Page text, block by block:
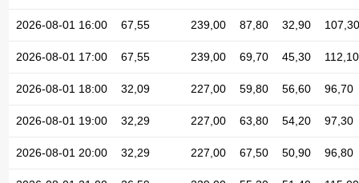
2026-08-01 16:00 67,55 239,00 87,80 32,90 107,30
2026-08-01 17:00 67,55 239,00 69,70 45,30 112,10
2026-08-01 18:00 32,09 227,00 59,80 56,60 96,70
2026-08-01 19:00 32,29 227,00 63,80 54,20 97,30
2026-08-01 20:00 32,29 227,00 67,50 50,90 96,80